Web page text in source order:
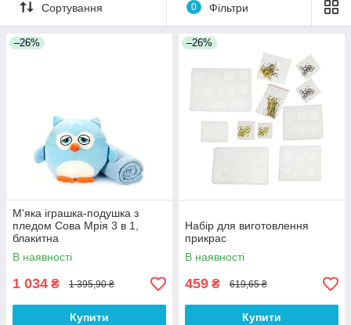
Сортування 0 Фільтри
–26%
М'яка іграшка-подушка з
пледом Сова Мрія 3 в 1,
блакитна
В наявності
1 034 ₴ 1 395,90 ₴
Купити
–26%
Набір для виготовлення
прикрас
В наявності
459 ₴ 619,65 ₴
Купити